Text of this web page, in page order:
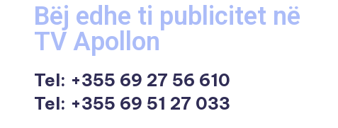
Bëj edhe ti publicitet në
TV Apollon
Tel: +355 69 27 56 610
Tel: +355 69 51 27 033